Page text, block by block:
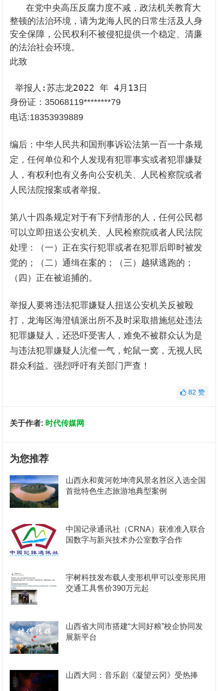
   在党中央高压反腐力度不减，政法机关教育大
整顿的法治环境，请为龙海人民的日常生活及人身
安全保障，公民权利不被侵犯提供一个稳定、清廉
的法治社会环境。
此致
举报人:苏志龙2022 年 4月13日
身份证：35068119********79
电话:18353939889
编后：中华人民共和国刑事诉讼法第一百一十条规
定，任何单位和个人发现有犯罪事实或者犯罪嫌疑
人，有权利也有义务向公安机关、人民检察院或者
人民法院报案或者举报。
第八十四条规定对于有下列情形的人，任何公民都
可以立即扭送公安机关、人民检察院或者人民法院
处理：（一）正在实行犯罪或者在犯罪后即时被发
觉的；（二）通缉在案的；（三）越狱逃跑的；
（四）正在被追捕的。
举报人要将违法犯罪嫌疑人扭送公安机关反被殴
打，龙海区海澄镇派出所不及时采取措施惩处违法
犯罪嫌疑人，还恐吓受害人，难免不被群众认为是
与违法犯罪嫌疑人沆瀣一气，蛇鼠一窝，无视人民
群众利益。强烈呼吁有关部门严查！
82 赞
关于作者: 时代传媒网
为您推荐
山西永和黄河乾坤湾风景名胜区入选全国
首批特色生态旅游地典型案例
中国记录通讯社（CRNA）获准准入联合
国数字与新兴技术办公室数字合作
宇树科技发布载人变形机甲可以变形民用
交通工具售价390万元起
山西省大同市搭建“大同好粮”校企协同发
展新平台
山西大同：音乐剧《凝望云冈》受热捧